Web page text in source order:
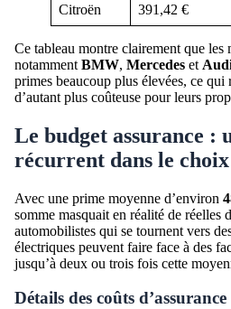
Citroën 391,42 €
Ce tableau montre clairement que les
notamment BMW, Mercedes et
primes beaucoup plus élevées, ce qui
d’autant plus coûteuse pour leurs
Le budget assurance :
récurrent dans le
Avec une prime moyenne d’environ
somme masquait en réalité de réelles
automobilistes qui se tournent vers
électriques peuvent faire face à des
jusqu’à deux ou trois fois cette
Détails des coûts